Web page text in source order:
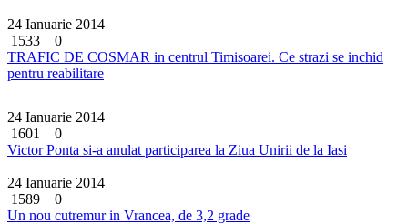
24 Ianuarie 2014
1533
0
TRAFIC DE COSMAR in centrul Timisoarei. Ce strazi se inchid
pentru reabilitare
24 Ianuarie 2014
1601
0
Victor Ponta si-a anulat participarea la Ziua Unirii de la Iasi
24 Ianuarie 2014
1589
0
Un nou cutremur in Vrancea, de 3,2 grade